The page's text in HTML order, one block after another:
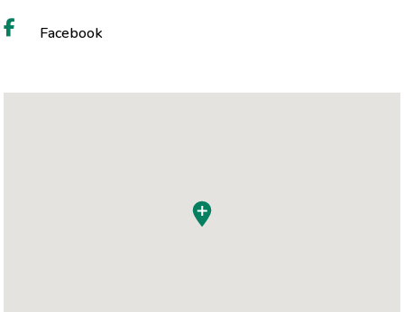
Facebook